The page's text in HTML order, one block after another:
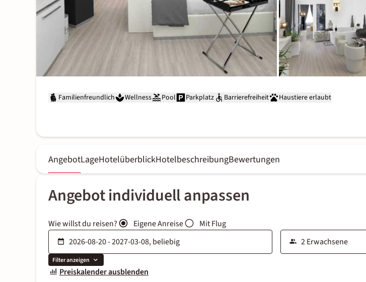
Familienfreundlich Wellness Pool Parkplatz Barrierefreiheit Haustiere erlaubt
AngebotLageHotelüberblickHotelbeschreibungBewertungen
Angebot individuell anpassen
Wie willst du reisen? Eigene Anreise Mit Flug
Filter anzeigen
Preiskalender ausblenden